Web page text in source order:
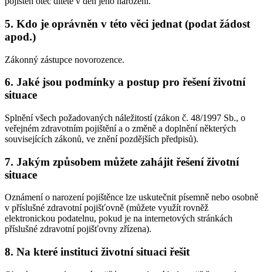
5. Kdo je oprávněn v této věci jednat (podat žádost
apod.)
Zákonný zástupce novorozence.
6. Jaké jsou podmínky a postup pro řešení životní
situace
Splnění všech požadovaných náležitostí (zákon č. 48/1997 Sb., o
veřejném zdravotním pojištění a o změně a doplnění některých
souvisejících zákonů, ve znění pozdějších předpisů).
7. Jakým způsobem můžete zahájit řešení životní
situace
Oznámení o narození pojištěnce lze uskutečnit písemně nebo osobně
v příslušné zdravotní pojišťovně (můžete využít rovněž
elektronickou podatelnu, pokud je na internetových stránkách
příslušné zdravotní pojišťovny zřízena).
8. Na které instituci životní situaci řešit